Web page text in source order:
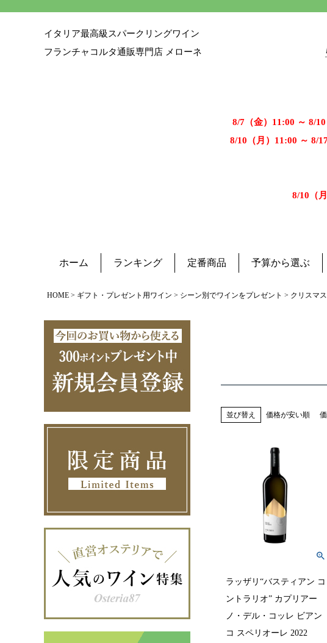
イタリア最高級スパークリングワイン
フランチャコルタ通販専門店 メローネ
8/7（金）11:00 ～ 8/
8/10（月）11:00 ～ 8/
8/10（
ホーム ランキング 定番商品 予算から選ぶ
HOME ギフト・プレゼント用ワイン シーン別でワインをプレゼント クリスマス
並び替え 価格が安い順
ラッザリ“バスティアン コ
ントラリオ” カプリアー
ノ・デル・コッレ ビアン
コ スペリオーレ 2022